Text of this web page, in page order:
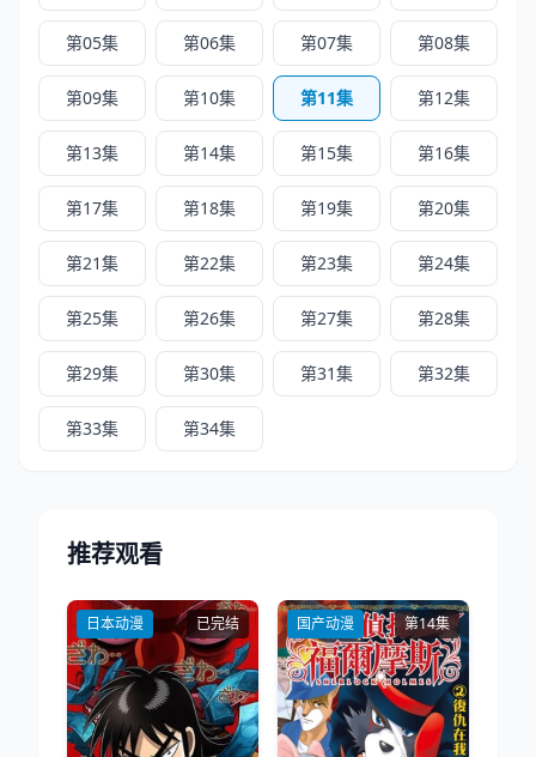
第05集 第06集 第07集 第08集
第09集 第10集 第11集 第12集
第13集 第14集 第15集 第16集
第17集 第18集 第19集 第20集
第21集 第22集 第23集 第24集
第25集 第26集 第27集 第28集
第29集 第30集 第31集 第32集
第33集 第34集
推荐观看
日本动漫 已完结 国产动漫 第14集